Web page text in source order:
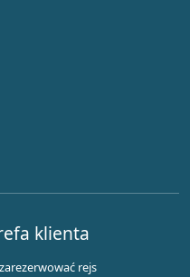
klienta
rejs